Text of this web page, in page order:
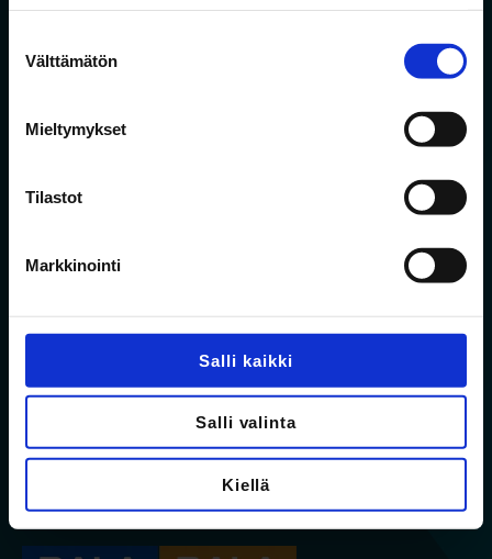
valinta
Välttämätön
Mieltymykset
Tilastot
Markkinointi
Salli kaikki
Salli valinta
Kiellä
Jalon on kiinteistökehittämiseen ja
talonrakennuskohteiden urakointiin keskittynyt
perheyritys. Osaamisemme on vahvimmillaan
korjausrakentamishankkeissa.